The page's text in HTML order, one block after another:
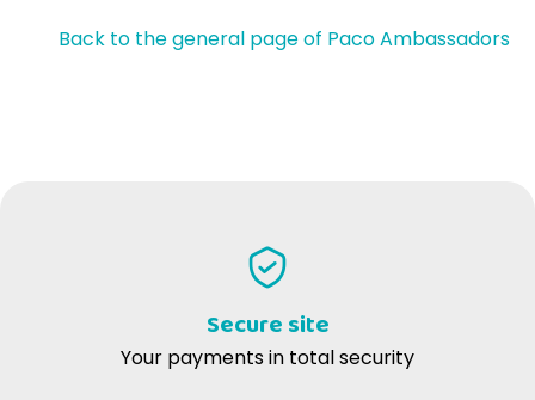
Back to the general page of Paco Ambassadors
Secure site
Your payments in total security